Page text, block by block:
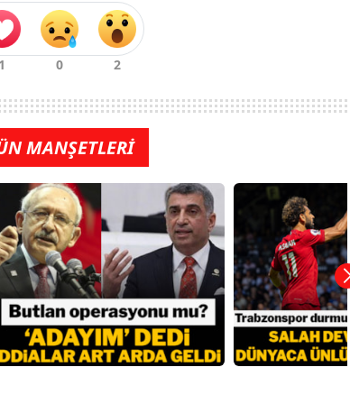
MANŞETLERİ